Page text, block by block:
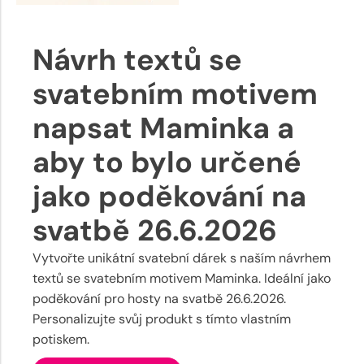
Návrh textů se
svatebním motivem
napsat Maminka a
aby to bylo určené
jako poděkování na
svatbě 26.6.2026
Vytvořte unikátní svatební dárek s naším návrhem
textů se svatebním motivem Maminka. Ideální jako
poděkování pro hosty na svatbě 26.6.2026.
Personalizujte svůj produkt s tímto vlastním
potiskem.